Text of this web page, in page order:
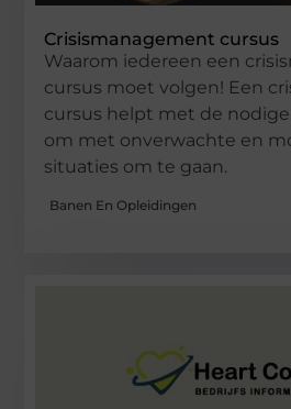
Crisismanagement cursus
Waarom iedereen een
cursus moet volgen! Een
cursus helpt met de
om met onverwachte en
situaties om te gaan.
Banen En Opleidingen